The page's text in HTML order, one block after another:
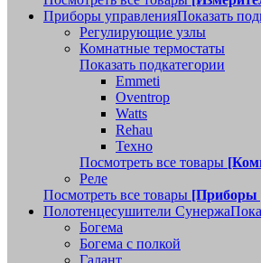
Приборы управленияПоказать
Регулирующие узлы
Комнатные термостаты
Показать подкатегории
Emmeti
Oventrop
Watts
Rehau
Техно
Посмотреть все товары
Реле
Посмотреть все товары [Приборы
Полотенцесушители Сунержа
Богема
Богема с полкой
Галант